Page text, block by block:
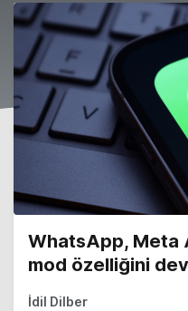
WhatsApp, Meta
mod özelliğini
İdil Dilber